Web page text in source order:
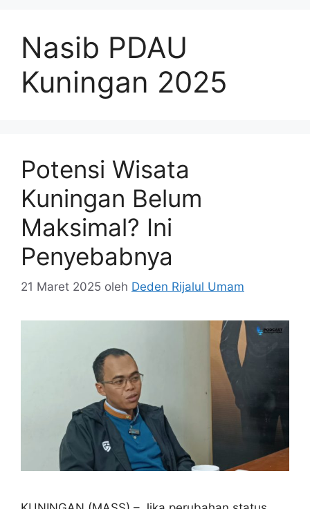
Nasib PDAU
Kuningan 2025
Potensi Wisata
Kuningan Belum
Maksimal? Ini
Penyebabnya
21 Maret 2025 oleh Deden Rijalul Umam